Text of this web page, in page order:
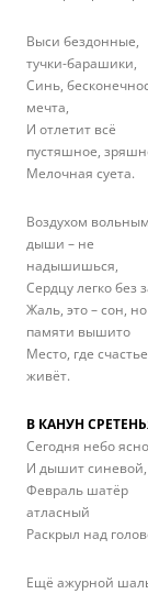
Выси бездонные,
тучки-барашики,
Синь,
мечта,
И отлетит всё
пустяшное,
Мелочная суета.
Воздухом вольным
дыши – не
надышишься,
Сердцу легко без
Жаль, это – сон,
памяти вышито
Место, где счастье
живёт.
В КАНУН
Сегодня небо ясно
И дышит синевой,
Февраль шатёр
атласный
Раскрыл над
Ещё ажурной